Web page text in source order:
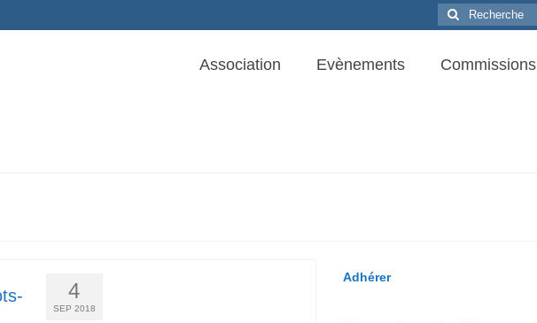
Rechercher
:
Association Evènements Commissions
4
SEP 2018
Adhérer